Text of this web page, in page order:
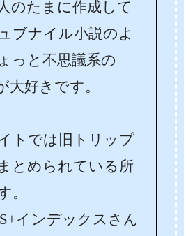
のたまに作成して
ブナイル小説のよ
っと不思議系の
大好きです。
トでは旧トリップ
とめられている所
。
インデックスさん